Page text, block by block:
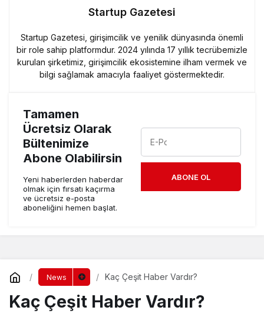
Startup Gazetesi
Startup Gazetesi, girişimcilik ve yenilik dünyasında önemli
bir role sahip platformdur. 2024 yılında 17 yıllık tecrübemizle
kurulan şirketimiz, girişimcilik ekosistemine ilham vermek ve
bilgi sağlamak amacıyla faaliyet göstermektedir.
Tamamen
Ücretsiz Olarak
Bültenimize
Abone Olabilirsin
Yeni haberlerden haberdar
olmak için fırsatı kaçırma
ve ücretsiz e-posta
aboneliğini hemen başlat.
ABONE OL
News Kaç Çeşit Haber Vardır?
Kaç Çeşit Haber Vardır?